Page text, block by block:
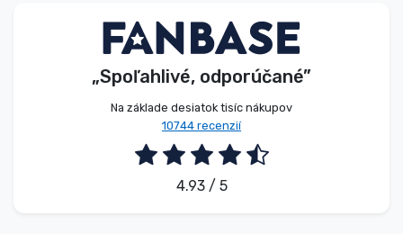
„Spoľahlivé, odporúčané”
Na základe desiatok tisíc nákupov
10744 recenzií
4.93 / 5